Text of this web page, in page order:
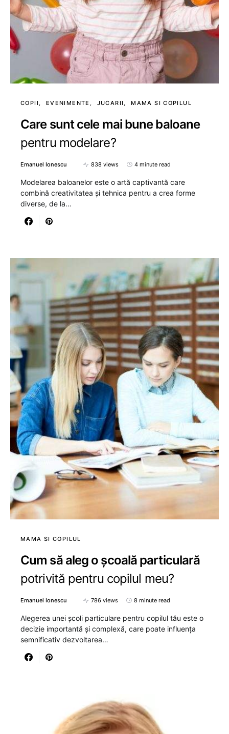
COPII EVENIMENTE JUCARII MAMA SI COPILUL
Care sunt cele mai bune baloane
pentru modelare?
Emanuel Ionescu 838 views 4 minute read
Modelarea baloanelor este o artă captivantă care
combină creativitatea și tehnica pentru a crea forme
diverse, de la…
MAMA SI COPILUL
Cum să aleg o școală particulară
potrivită pentru copilul meu?
Emanuel Ionescu 786 views 8 minute read
Alegerea unei școli particulare pentru copilul tău este o
decizie importantă și complexă, care poate influența
semnificativ dezvoltarea…